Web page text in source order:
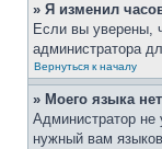
» Я изменил
Если вы уверены,
администратора
Вернуться к началу
» Моего языка
Администратор не
нужный вам